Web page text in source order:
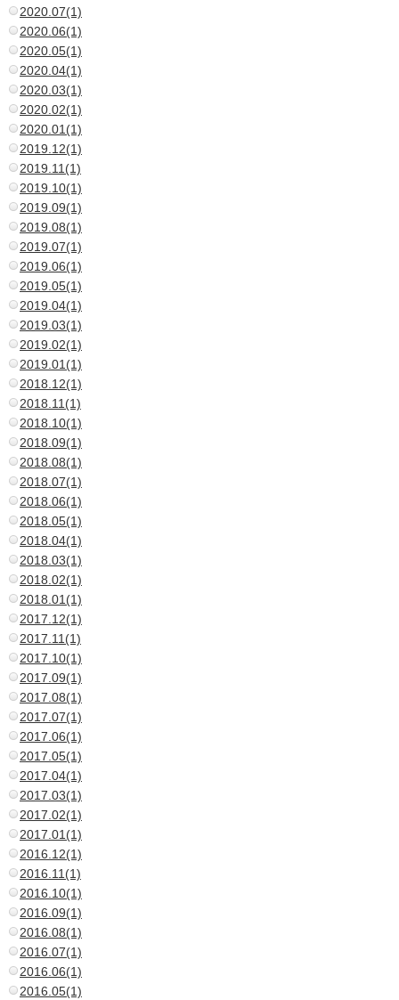
2020.07(1)
2020.06(1)
2020.05(1)
2020.04(1)
2020.03(1)
2020.02(1)
2020.01(1)
2019.12(1)
2019.11(1)
2019.10(1)
2019.09(1)
2019.08(1)
2019.07(1)
2019.06(1)
2019.05(1)
2019.04(1)
2019.03(1)
2019.02(1)
2019.01(1)
2018.12(1)
2018.11(1)
2018.10(1)
2018.09(1)
2018.08(1)
2018.07(1)
2018.06(1)
2018.05(1)
2018.04(1)
2018.03(1)
2018.02(1)
2018.01(1)
2017.12(1)
2017.11(1)
2017.10(1)
2017.09(1)
2017.08(1)
2017.07(1)
2017.06(1)
2017.05(1)
2017.04(1)
2017.03(1)
2017.02(1)
2017.01(1)
2016.12(1)
2016.11(1)
2016.10(1)
2016.09(1)
2016.08(1)
2016.07(1)
2016.06(1)
2016.05(1)